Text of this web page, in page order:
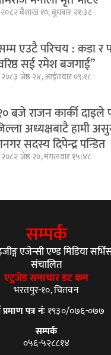
२०८२ बैशाख १०, बुधबार २१:३८
एउटै परिचय : कडा र
सई रमेश बजगाई”
२०८३ जेष्ठ २४, आईतवार ०९:१८
बजे राजन कार्की दाइले
अध्यक्षबाटै हामी
सदस्य दिपेन्द्र पन्डित
२०८२ जेष्ठ २०, मंगलवार १५:४८
सम्पर्क
एजेन्सी एण्ड मिडिया सर्भिस
संचालित
एटुजेड समाचार डट कम
भरतपुर-१०, चितवन
प्रमाण पत्र नंः१९३०/०७६-०७७
सम्पर्क
०५६-५२८८१४